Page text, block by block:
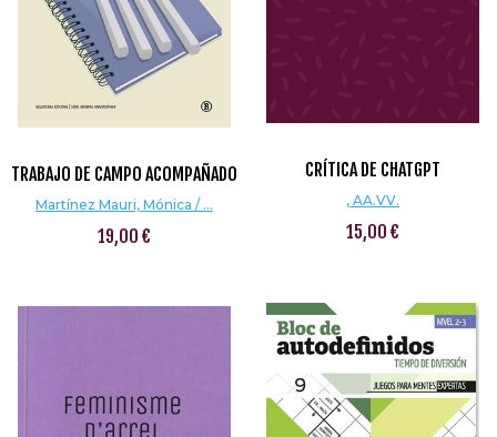
TRABAJO DE CAMPO ACOMPAÑADO
Martínez Mauri, Mónica / ...
19,00 €
CRÍTICA DE CHATGPT
, AA.VV.
15,00 €